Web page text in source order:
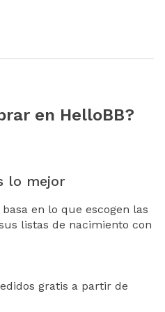
en HelloBB?
lo mejor
en lo que escogen las
listas de nacimiento con
gratis a partir de